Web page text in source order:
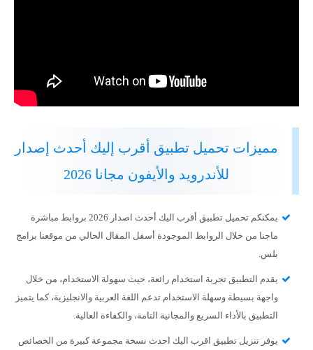
مميزات تحميل تطبيق أقرب إليك أحدث إصدار
للأندرويد والأيفون مجانا 2026
يمكنكم تحميل تطبيق أقرب اليك أحدث اصدار 2026 بروابط مباشرة
ماجنا من خلال الروابط الموجودة أسفل المقال الحالي من موقعنا برامج
بلس.
يقدم التطبيق تجربة استخدام رائعة، حيث سهولة الاستخدام، من خلال
واجهة بسيطة وسهلة الاستخدام تدعم اللغة العربية والانجليزية، كما يتميز
التطبيق بالأداء السريع والمجانية التامة، والكفاءة العالية.
يوفر تنزيل تطبيق اقرب اليك احدث نسخة مجموعة كبيرة من الخصائص